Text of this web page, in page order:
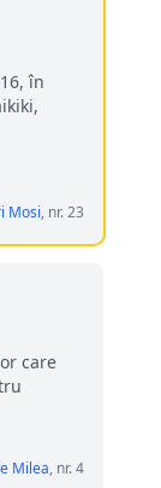
în
Mosi, nr. 23
care
Milea, nr. 4